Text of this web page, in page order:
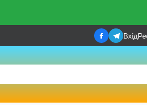
Вхід